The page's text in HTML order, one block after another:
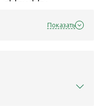
Показать